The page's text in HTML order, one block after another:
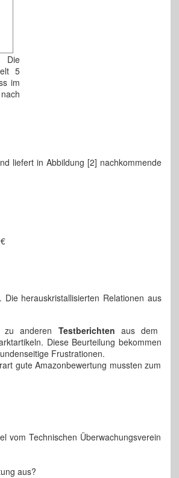
Die
5
im
liefert in Abbildung [2] nachkommende
herauskristallisierten Relationen aus
zu anderen Testberichten aus dem
Diese Beurteilung bekommen
Frustrationen.
gute Amazonbewertung mussten zum
vom Technischen Überwachungsverein
aus?